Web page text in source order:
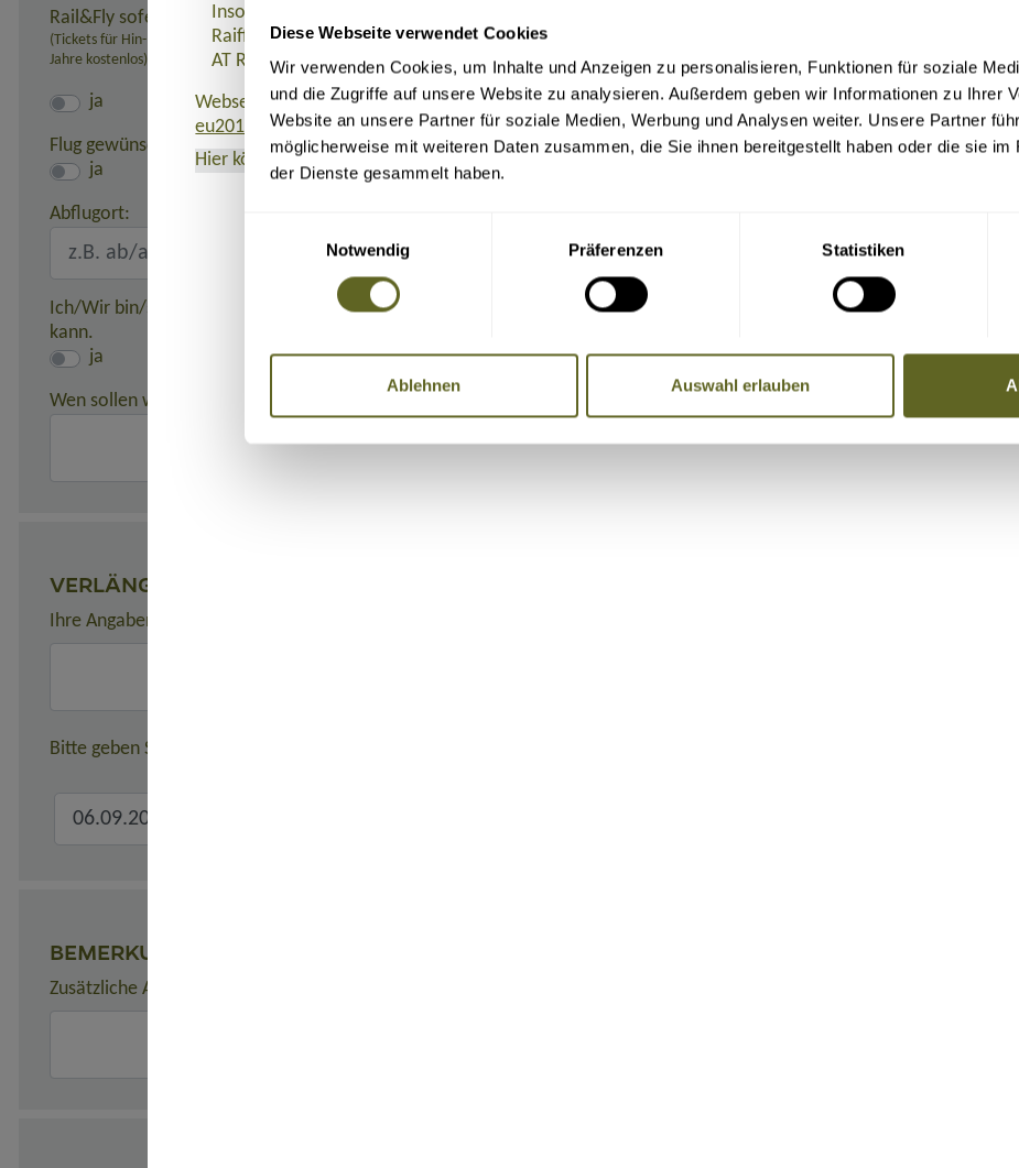
Diese Webseite verwendet Cookies
Wir verwenden Cookies, um Inhalte und Anzeigen zu personalisieren, Funktionen für soziale
und die Zugriffe auf unsere Website zu analysieren. Außerdem geben wir Informationen zu Ihrer
Website an unsere Partner für soziale Medien, Werbung und Analysen weiter. Unsere Partner
möglicherweise mit weiteren Daten zusammen, die Sie ihnen bereitgestellt haben oder die sie im
der Dienste gesammelt haben.
Notwendig
Präferenzen Statistiken
Ablehnen Auswahl erlauben
Rail&Fly sofern möglich (nur innerhalb Deutschlands):
(Tickets für Hin- und Rückfahrt erhältlich. Pro Person: 99,- Euro bei Buchung (bei Reisedatum ab November 2026: 109,- Euro), 129,- Euro nach
Jahre kostenlos)
ja
Flug gewünscht:
ja
Abflugort:
Ich/Wir bin/sind damit einverstanden, dass meine/unsere Adresse, Telefondaten und E-Mail-Adresse an die
kann.
ja
Wen sollen wir in einem Notfall benachrichtigen?
VERLÄNGERUNGEN
Ihre Angaben zu gewünschten Verlängerungsprogrammen, Badeaufenthalte etc. vor und nach der Reise.
Bitte geben Sie hier den verbindlichen Gesamtreisezeitraum ein, inklusive Verlängerung(en).
BEMERKUNGEN
Zusätzliche Angaben zur Buchung, z. B. zu Unterkünften
Insolvenzabsicherung mit R+V Allgemeine Versicherung AG abgeschlossen. Die Reisenden können
Raiffeisenplatz 1, 65189 Wiesbaden, Tel. 0611 533 5859, info@ruv.de kontaktieren, wenn ihnen
AT REISEN GmbH verweigert werden.
Webseite, auf der die Richtlinie (EU) 2015/2302 in der in das nationale Recht umgesetzten Form zu
eu2015-2302.de.
Hier können Sie das Formblatt